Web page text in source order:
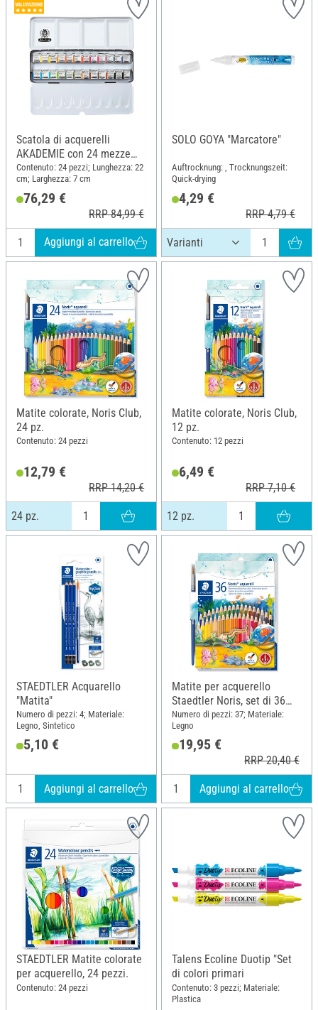
Scatola di acquerelli
AKADEMIE con 24 mezze
teglie
Contenuto: 24 pezzi; Lunghezza: 22
cm; Larghezza: 7 cm
76,29 €
RRP 84,99 €
Aggiungi al carrello
SOLO GOYA "Marcatore"
Auftrocknung: , Trocknungszeit:
Quick-drying
4,29 €
RRP 4,79 €
Matite colorate, Noris Club,
24 pz.
Contenuto: 24 pezzi
12,79 €
RRP 14,20 €
24 pz.
Matite colorate, Noris Club,
12 pz.
Contenuto: 12 pezzi
6,49 €
RRP 7,10 €
12 pz.
STAEDTLER Acquarello
"Matita"
Numero di pezzi: 4; Materiale:
Legno, Sintetico
5,10 €
Aggiungi al carrello
Matite per acquerello
Staedtler Noris, set di 36
pezzi
Numero di pezzi: 37; Materiale:
Legno
19,95 €
RRP 20,40 €
Aggiungi al carrello
STAEDTLER Matite colorate
per acquerello, 24 pezzi.
Contenuto: 24 pezzi
Talens Ecoline Duotip "Set
di colori primari
Contenuto: 3 pezzi; Materiale:
Plastica